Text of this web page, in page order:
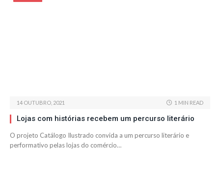
14 OUTUBRO, 2021 1 MIN READ
Lojas com histórias recebem um percurso literário
O projeto Catálogo Ilustrado convida a um percurso literário e
performativo pelas lojas do comércio…